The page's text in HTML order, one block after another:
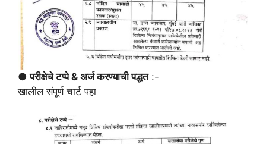
● परीक्षेचे टप्पे & अर्ज करण्याची पद्धत:-
खालील संपूर्ण चार्ट पहा